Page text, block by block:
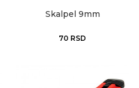
Skalpel 9mm
70 RSD